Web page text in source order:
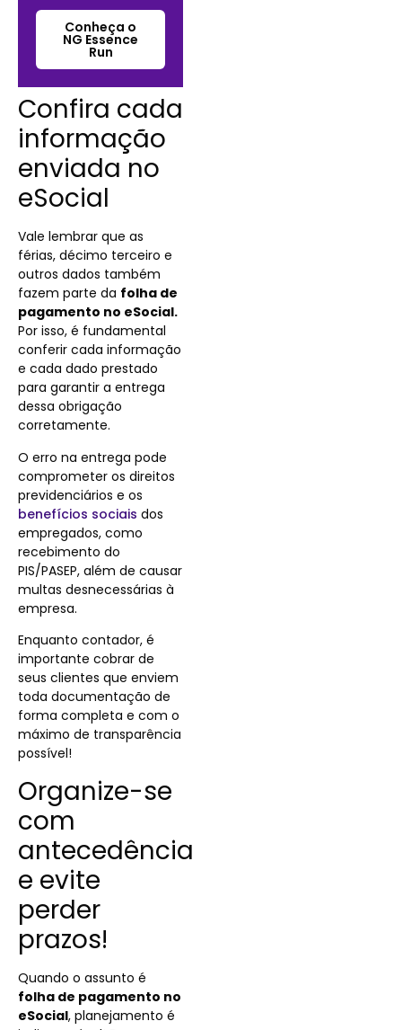
Conheça o
NG Essence
Run
Confira cada
informação
enviada no
eSocial
Vale lembrar que as
férias, décimo terceiro e
outros dados também
fazem parte da folha de
pagamento no eSocial.
Por isso, é fundamental
conferir cada informação
e cada dado prestado
para garantir a entrega
dessa obrigação
corretamente.
O erro na entrega pode
comprometer os direitos
previdenciários e os
benefícios sociais dos
empregados, como
recebimento do
PIS/PASEP, além de causar
multas desnecessárias à
empresa.
Enquanto contador, é
importante cobrar de
seus clientes que enviem
toda documentação de
forma completa e com o
máximo de transparência
possível!
Organize-se
com
antecedência
e evite
perder
prazos!
Quando o assunto é
folha de pagamento no
eSocial, planejamento é